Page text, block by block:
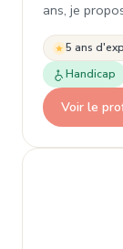
ans, je
5 ans
Handicap
Voir le